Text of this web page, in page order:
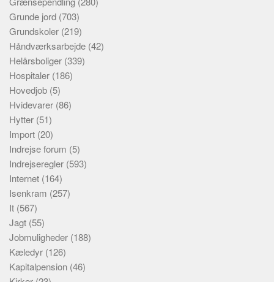
Grunde jord (703)
Grundskoler (219)
Håndværksarbejde (42)
Helårsboliger (339)
Hospitaler (186)
Hovedjob (5)
Hvidevarer (86)
Hytter (51)
Import (20)
Indrejse forum (5)
Indrejseregler (593)
Internet (164)
Isenkram (257)
It (567)
Jagt (55)
Jobmuligheder (188)
Kæledyr (126)
Kapitalpension (46)